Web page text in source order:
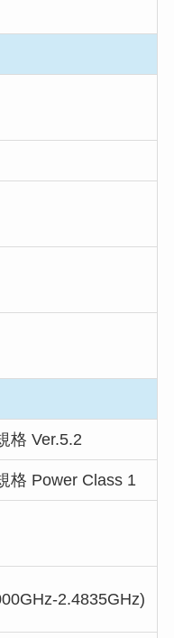
格 Ver.5.2
格 Power Class 1
2.4835GHz)